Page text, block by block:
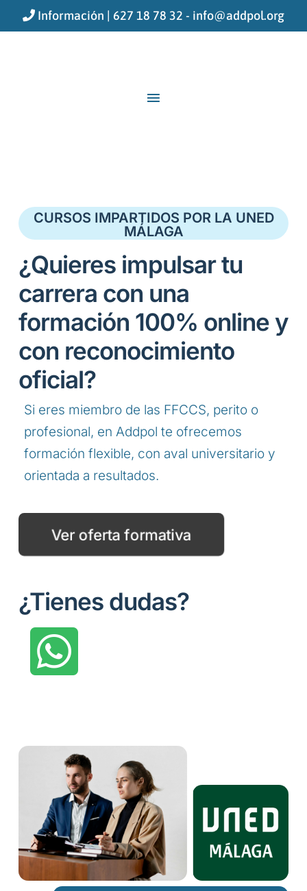
Información | 627 18 78 32 - info@addpol.org
CURSOS IMPARTIDOS POR LA UNED
MÁLAGA
¿Quieres impulsar tu
carrera con una
formación 100% online y
con reconocimiento
oficial?
Si eres miembro de las FFCCS, perito o
profesional, en Addpol te ofrecemos
formación flexible, con aval universitario y
orientada a resultados.
Ver oferta formativa
¿Tienes dudas?